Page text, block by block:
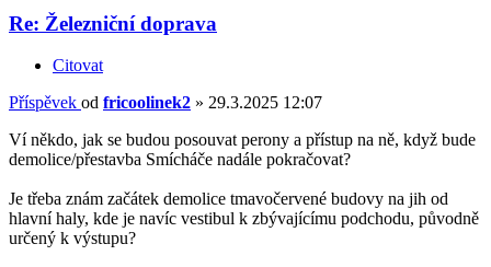
Re: Železniční doprava
Citovat
Příspěvek od fricoolinek2 » 29.3.2025 12:07
Ví někdo, jak se budou posouvat perony a přístup na ně, když bude
demolice/přestavba Smícháče nadále pokračovat?
Je třeba znám začátek demolice tmavočervené budovy na jih od
hlavní haly, kde je navíc vestibul k zbývajícímu podchodu, původně
určený k výstupu?